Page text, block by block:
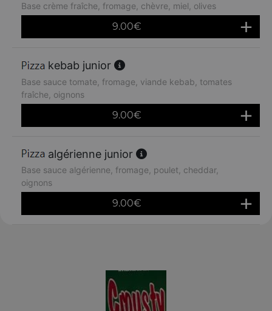
Base crème fraîche, fromage, chèvre, miel, olives
9.00€
kebab junior
Base sauce tomate, fromage, viande kebab, tomates
fraîche, oignons
9.00€
algérienne junior
Base sauce algérienne, fromage, poulet, cheddar,
oignons
9.00€